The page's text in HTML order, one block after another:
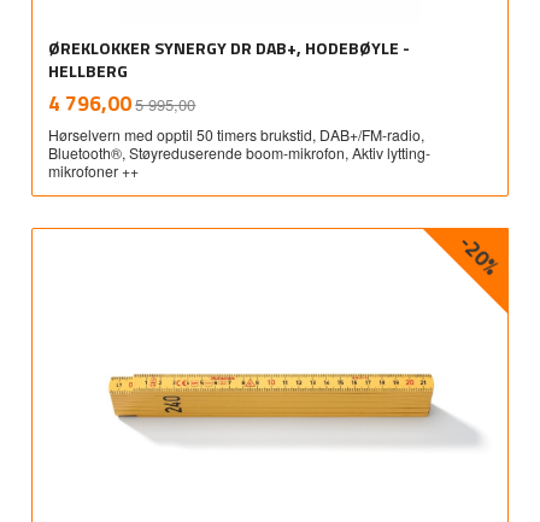
ØREKLOKKER SYNERGY DR DAB+, HODEBØYLE -
HELLBERG
Tilbud
4 796,005 995,00mva.
Hørselvern med opptil 50 timers brukstid, DAB+/FM-radio,
Bluetooth®, Støyreduserende boom-mikrofon, Aktiv lytting-
mikrofoner ++
-20%